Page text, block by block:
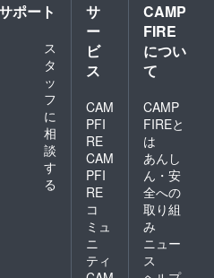
ポート
ス
タ
ッ
フ
に
相
談
す
る
サ
ー
ビ
ス
CAM
PFI
RE
CAM
PFI
RE
コ
ミュ
ニ
ティ
CAMP
FIRE
につい
て
CAMP
FIREと
は
あんし
ん・安
全への
取り組
み
ニュー
ス